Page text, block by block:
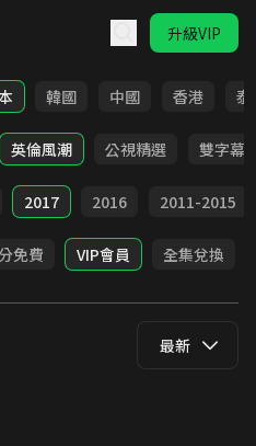
升級VIP
韓國 中國 香港 泰
英倫風潮 公視精選 雙字幕
2017 2016 2011-2015
免費 VIP會員 全集兌換
最新